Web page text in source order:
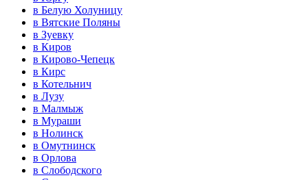
в Белую Холуницу
в Вятские Поляны
в Зуевку
в Киров
в Кирово-Чепецк
в Кирс
в Котельнич
в Лузу
в Малмыж
в Мураши
в Нолинск
в Омутнинск
в Орлова
в Слободского